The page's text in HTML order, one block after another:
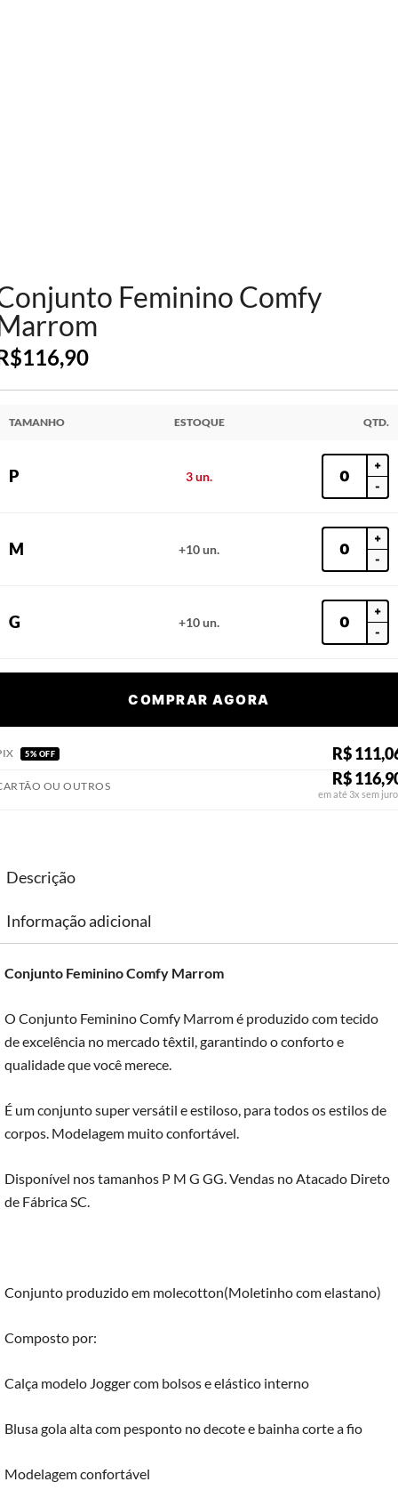
Feminino Comfy
116,90
TAMANHO ESTOQUE QTD.
P 3 un.
+
-
M +10 un.
+
-
G +10 un.
+
-
COMPRAR AGORA
5% OFF R$
OU OUTROS R$
em até 3x sem
Descrição
Informação adicional
Conjunto Feminino Comfy Marrom
O Conjunto Feminino Comfy Marrom é produzido com tecido
de excelência no mercado têxtil, garantindo o conforto e
qualidade que você merece.
É um conjunto super versátil e estiloso, para todos os estilos de
corpos. Modelagem muito confortável.
Disponível nos tamanhos P M G GG. Vendas no Atacado Direto
de Fábrica SC.
Conjunto produzido em molecotton(Moletinho com elastano)
Composto por:
Calça modelo Jogger com bolsos e elástico interno
Blusa gola alta com pesponto no decote e bainha corte a fio
Modelagem confortável